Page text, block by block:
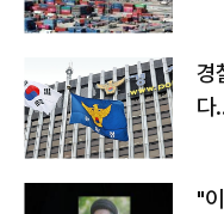
경
다
"